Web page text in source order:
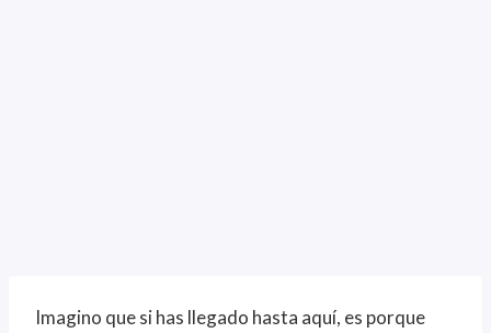
Imagino que si has llegado hasta aquí, es porque